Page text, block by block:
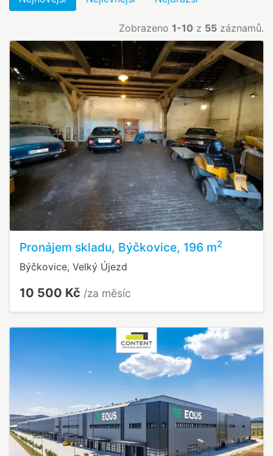
Zobrazeno 1-10 z 55 záznamů.
Pronájem skladu, Býčkovice, 196 m2
Býčkovice, Velký Újezd
10 500 Kč /za měsíc